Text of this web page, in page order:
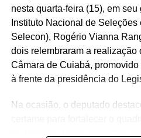
nesta quarta-feira (15), em
Instituto Nacional de
Selecon), Rogério Vianna
dois relembraram a realização
Câmara de Cuiabá,
à frente da presidência do
Na ocasião, o deputado